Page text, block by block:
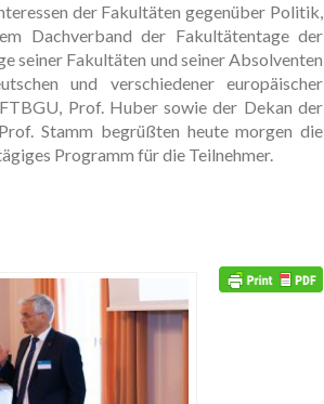
der Fakultäten gegenüber Politik,
Dachverband der Fakultätentage der
seiner Fakultäten und seiner Absolventen
und verschiedener europäischer
Prof. Huber sowie der Dekan der
Stamm begrüßten heute morgen die
Programm für die Teilnehmer.